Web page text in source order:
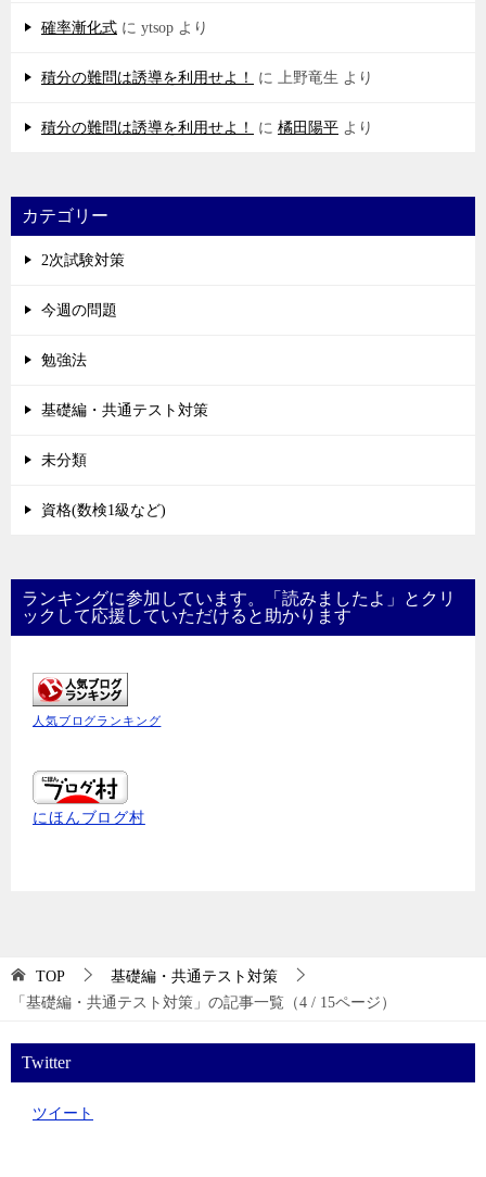
確率漸化式 に ytsop より
積分の難問は誘導を利用せよ！ に 上野竜生 より
積分の難問は誘導を利用せよ！ に 橘田陽平 より
カテゴリー
2次試験対策
今週の問題
勉強法
基礎編・共通テスト対策
未分類
資格(数検1級など)
ランキングに参加しています。「読みましたよ」とクリ
ックして応援していただけると助かります
人気ブログランキング
にほんブログ村
TOP
基礎編・共通テスト対策
「基礎編・共通テスト対策」の記事一覧（4 / 15ページ）
Twitter
ツイート